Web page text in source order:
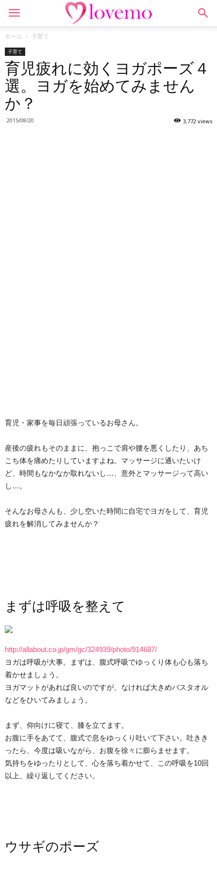
ホーム 子育て
子育て
育児疲れに効くヨガポーズ４
選。ヨガを始めてみません
か？
2015/08/20 3,772 views
育児・家事を毎日頑張っているお母さん。
産後の疲れもそのままに、抱っこで肩や腰を悪くしたり、あち
こち体を痛めたりしていますよね。マッサージに通いたいけ
ど、時間もなかなか取れないし…、意外とマッサージって高い
し…。
そんなお母さんも、少し空いた時間に自宅でヨガをして、育児
疲れを解消してみませんか？
まずは呼吸を整えて
http://allabout.co.jp/gm/gc/324939/photo/914687/
ヨガは呼吸が大事。まずは、腹式呼吸でゆっくり体も心も落ち
着かせましょう。
ヨガマットがあれば良いのですが、なければ大きめバスタオル
などをひいてみましょう。
まず、仰向けに寝て、膝を立てます。
お腹に手をあてて、腹式で息をゆっくり吐いて下さい。吐きき
ったら、今度は吸いながら、お腹を徐々に膨らませます。
気持ちをゆったりとして、心を落ち着かせて、この呼吸を10回
以上、繰り返してください。
ウサギのポーズ